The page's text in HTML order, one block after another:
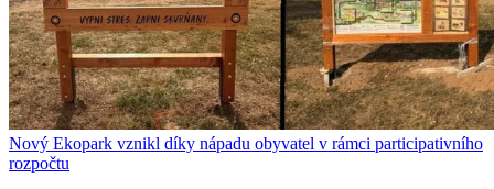
Nový Ekopark vznikl díky nápadu obyvatel v rámci participativního
rozpočtu